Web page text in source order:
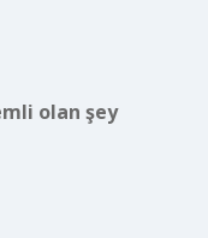
olan şey